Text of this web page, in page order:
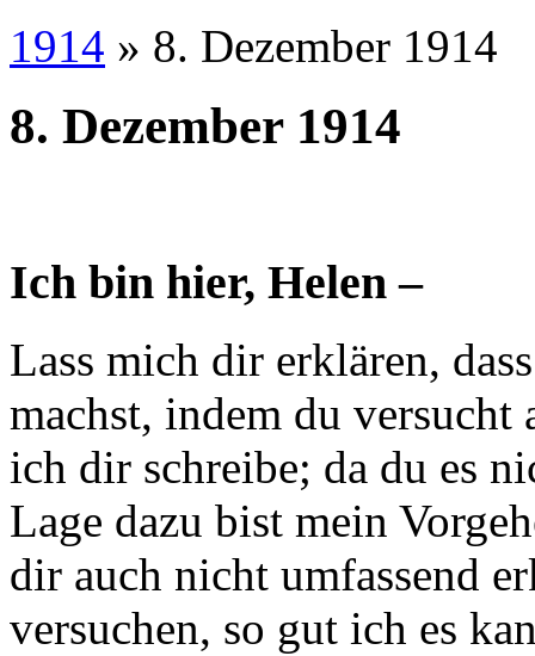
1914 » 8. Dezember 1914
8. Dezember 1914
Ich bin hier, Helen –
Lass mich dir erklären,
machst, indem du versucht
ich dir schreibe; da du es
Lage dazu bist mein
dir auch nicht umfassend
versuchen, so gut ich es